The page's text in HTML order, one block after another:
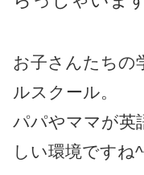
お子さんたちの
ルスクール。
パパやママが英
しい環境ですね